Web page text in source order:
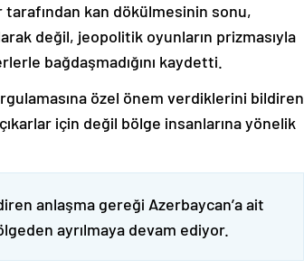
tarafından kan dökülmesinin sonu,
değil, jeopolitik oyunların prizmasıyla
bağdaşmadığını kaydetti.
özel önem verdiklerini bildiren
için değil bölge insanlarına yönelik
anlaşma gereği Azerbaycan’a ait
ayrılmaya devam ediyor.